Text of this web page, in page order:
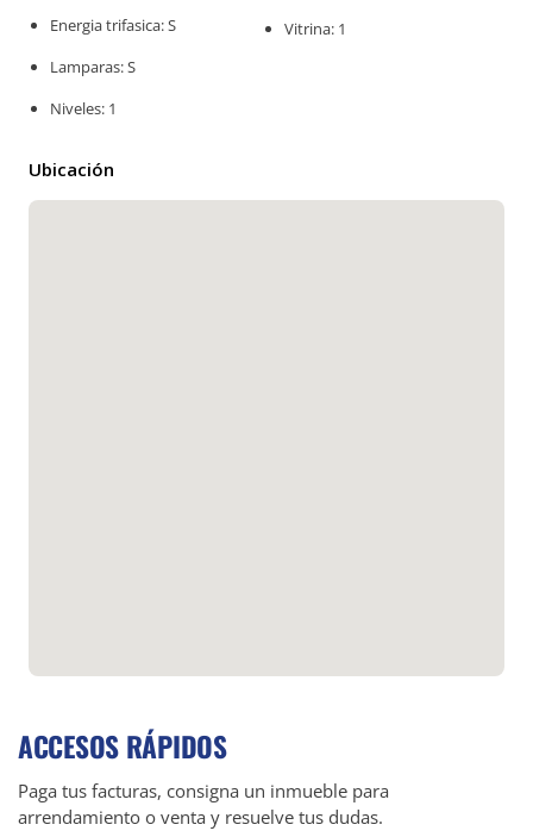
Energia trifasica: S
Lamparas: S
Niveles: 1
Vitrina: 1
Ubicación
ACCESOS RÁPIDOS
Paga tus facturas, consigna un inmueble para
arrendamiento o venta y resuelve tus dudas.